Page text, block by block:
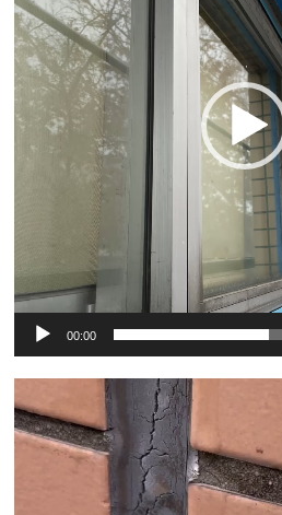
ー
ヤ
ー
00:00
画
プ